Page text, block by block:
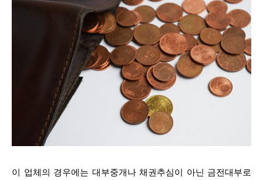
이 업체의 경우에는 대부중개나 채권추심이 아닌 금전대부로